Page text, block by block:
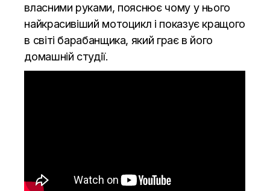
власними руками, пояснює чому у нього
найкрасивіший мотоцикл і показує кращого
в світі барабанщика, який грає в його
домашній студії.